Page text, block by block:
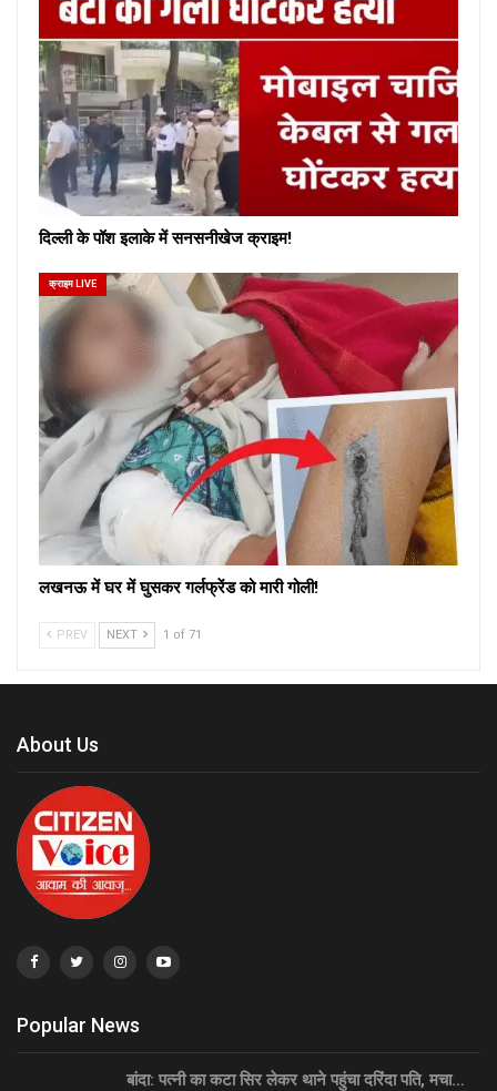
दिल्ली के पॉश इलाके में सनसनीखेज क्राइम!
क्राइम LIVE
लखनऊ में घर में घुसकर गर्लफ्रेंड को मारी गोली!
PREV NEXT 1 of 71
About Us
Popular News
बांदा: पत्नी का कटा सिर लेकर थाने पहुंचा दरिंदा पति, मचा…